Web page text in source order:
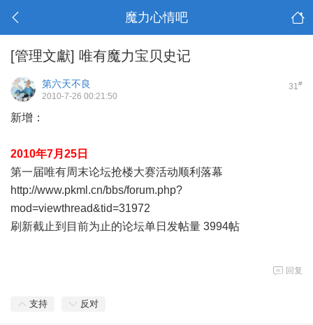
魔力心情吧
[管理文獻] 唯有魔力宝贝史记
31#
第六天不良
2010-7-26 00:21:50
新增：
2010年7月25日
第一届唯有周末论坛抢楼大赛活动顺利落幕
http://www.pkml.cn/bbs/forum.php?
mod=viewthread&tid=31972
刷新截止到目前为止的论坛单日发帖量 3994帖
回复
支持 反对